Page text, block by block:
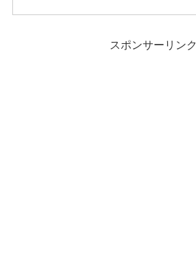
スポンサーリンク